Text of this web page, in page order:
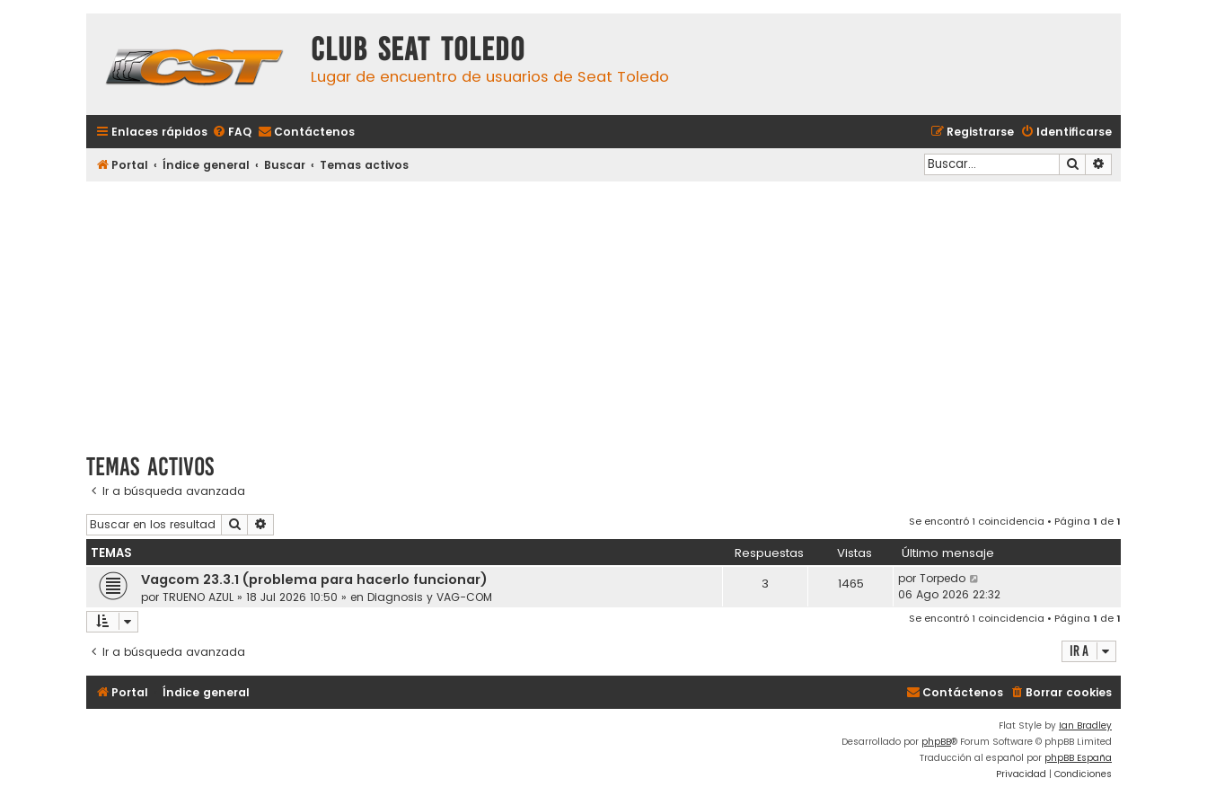
Club Seat Toledo
Lugar de encuentro de usuarios de Seat Toledo
Enlaces rápidos FAQ Contáctenos Identificarse
Registrarse
Portal Índice general Buscar Temas activos Buscar
Temas activos
Ir a búsqueda avanzada
Buscar Se encontró 1 coincidencia • Página 1 de1
TEMAS Respuestas Vistas Último mensaje
Vagcom 23.3.1 (problema para hacerlo funcionar)
por TRUENO AZUL » 18 Jul 2026 10:50 » en Diagnosis y VAG-COM
3 1465 por Torpedo
06 Ago 2026 22:32
Se encontró 1 coincidencia • Página 1 de1
Ir a búsqueda avanzada Ir a
Portal Índice general Borrar cookies
Contáctenos
Flat Style by Ian Bradley
Desarrollado por phpBB® Forum Software © phpBB Limited
Traducción al español por phpBB España
Privacidad | Condiciones